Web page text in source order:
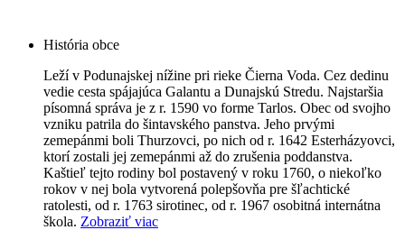
História obce
Leží v Podunajskej nížine pri rieke Čierna Voda. Cez dedinu
vedie cesta spájajúca Galantu a Dunajskú Stredu. Najstaršia
písomná správa je z r. 1590 vo forme Tarlos. Obec od svojho
vzniku patrila do šintavského panstva. Jeho prvými
zemepánmi boli Thurzovci, po nich od r. 1642 Esterházyovci,
ktorí zostali jej zemepánmi až do zrušenia poddanstva.
Kaštieľ tejto rodiny bol postavený v roku 1760, o niekoľko
rokov v nej bola vytvorená polepšovňa pre šľachtické
ratolesti, od r. 1763 sirotinec, od r. 1967 osobitná internátna
škola. Zobraziť viac